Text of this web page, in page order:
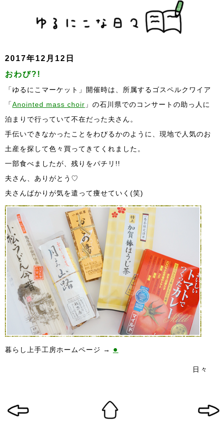
2017年12月12日
おわび?!
「ゆるにこマーケット」開催時は、所属するゴスペルクワイア
「Anointed mass choir 」の石川県でのコンサートの助っ人に
泊まりで行っていて不在だった夫さん。
手伝いできなかったことをわびるかのように、現地で人気のお
土産を探して色々買ってきてくれました。
一部食べましたが、残りをパチリ!!
夫さん、ありがとう♡
夫さんばかりが気を遣って痩せていく(笑)
暮らし上手工房ホームページ → ●
日々